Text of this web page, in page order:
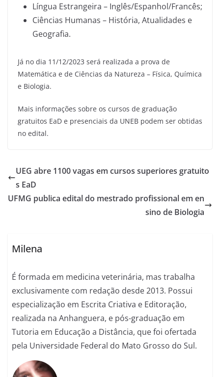
Língua Estrangeira – Inglês/Espanhol/Francês;
Ciências Humanas – História, Atualidades e
Geografia.
Já no dia 11/12/2023 será realizada a prova de
Matemática e de Ciências da Natureza – Física, Química
e Biologia.
Mais informações sobre os cursos de graduação
gratuitos EaD e presenciais da UNEB podem ser obtidas
no edital.
UEG abre 1100 vagas em cursos superiores gratuito
s EaD
UFMG publica edital do mestrado profissional em en
sino de Biologia
Milena
É formada em medicina veterinária, mas trabalha
exclusivamente com redação desde 2013. Possui
especialização em Escrita Criativa e Editoração,
realizada na Anhanguera, e pós-graduação em
Tutoria em Educação a Distância, que foi ofertada
pela Universidade Federal do Mato Grosso do Sul.